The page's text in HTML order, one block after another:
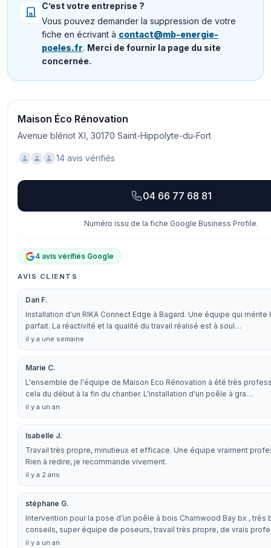
C’est votre entreprise ?
Vous pouvez demander la suppression de votre
fiche en écrivant à contact@mb-energie-
poeles.fr. Merci de fournir la page du site
concernée.
Maison Éco Rénovation
Avenue blériot XI, 30170 Saint-Hippolyte-du-Fort
14 avis vérifiés
04 66 77 68 81
Numéro issu de la fiche Google Business Profile.
4 avis vérifiés Google
AVIS CLIENTS
Dan F.
Installation d'un RIKA Connect Edge à Bagard. Une équipe qui mérite
parfait. La réactivité et la qualité du travail réalisé est à soul…
il y a une semaine
Marie C.
L'ensemble de l'équipe de Maison Eco Rénovation à été très
cela du début à la fin du chantier. L'installation d'un poêle à gra…
il y a un an
Isabelle J.
Travail très propre, minutieux et efficace. Une équipe vraiment
Rien à redire, je recommande vivement.
il y a 2 ans
stéphane G.
Intervention pour la pose d’un poêle à bois Charnwood Bay bx , très
conseils, super équipe de poseurs, travail très propre, de vrais
il y a un an